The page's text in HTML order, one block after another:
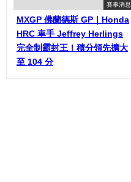
賽事消息
MXGP 佛蘭德斯 GP｜Honda
HRC 車手 Jeffrey Herlings
完全制霸封王！積分領先擴大
至 104 分